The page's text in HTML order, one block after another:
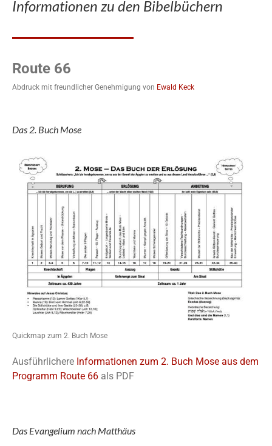
Informationen zu den Bibelbüchern
Route 66
Abdruck mit freundlicher Genehmigung von Ewald Keck
Das 2. Buch Mose
Quickmap zum 2. Buch Mose
Ausführlichere Informationen zum 2. Buch Mose aus dem
Programm Route 66 als PDF
Das Evangelium nach Matthäus